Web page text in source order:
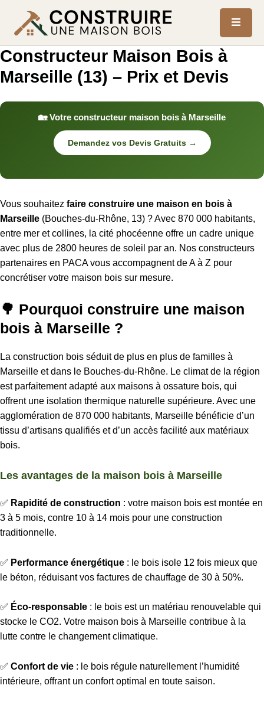
Constructeur Maison Bois à
Marseille (13) – Prix et Devis
🏡 Votre constructeur maison bois à Marseille
Demandez vos Devis Gratuits →
Vous souhaitez faire construire une maison en bois à
Marseille (Bouches-du-Rhône, 13) ? Avec 870 000 habitants,
entre mer et collines, la cité phocéenne offre un cadre unique
avec plus de 2800 heures de soleil par an. Nos constructeurs
partenaires en PACA vous accompagnent de A à Z pour
concrétiser votre maison bois sur mesure.
🌳 Pourquoi construire une maison
bois à Marseille ?
La construction bois séduit de plus en plus de familles à
Marseille et dans le Bouches-du-Rhône. Le climat de la région
est parfaitement adapté aux maisons à ossature bois, qui
offrent une isolation thermique naturelle supérieure. Avec une
agglomération de 870 000 habitants, Marseille bénéficie d’un
tissu d’artisans qualifiés et d’un accès facilité aux matériaux
bois.
Les avantages de la maison bois à Marseille
✅ Rapidité de construction : votre maison bois est montée en
3 à 5 mois, contre 10 à 14 mois pour une construction
traditionnelle.
✅ Performance énergétique : le bois isole 12 fois mieux que
le béton, réduisant vos factures de chauffage de 30 à 50%.
✅ Éco-responsable : le bois est un matériau renouvelable qui
stocke le CO2. Votre maison bois à Marseille contribue à la
lutte contre le changement climatique.
✅ Confort de vie : le bois régule naturellement l’humidité
intérieure, offrant un confort optimal en toute saison.